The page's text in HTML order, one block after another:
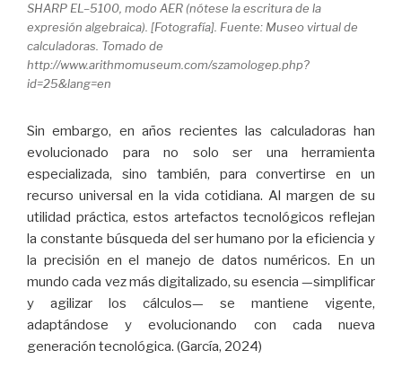
SHARP EL–5100, modo AER (nótese la escritura de la
expresión algebraica). [Fotografía]. Fuente: Museo virtual de
calculadoras. Tomado de
http://www.arithmomuseum.com/szamologep.php?
id=25&lang=en
Sin embargo, en años recientes las calculadoras han
evolucionado para no solo ser una herramienta
especializada, sino también, para convertirse en un
recurso universal en la vida cotidiana. Al margen de su
utilidad práctica, estos artefactos tecnológicos reflejan
la constante búsqueda del ser humano por la eficiencia y
la precisión en el manejo de datos numéricos. En un
mundo cada vez más digitalizado, su esencia —simplificar
y agilizar los cálculos— se mantiene vigente,
adaptándose y evolucionando con cada nueva
generación tecnológica. (García, 2024)